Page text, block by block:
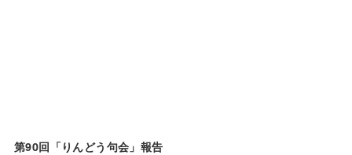
第90回「りんどう句会」報告